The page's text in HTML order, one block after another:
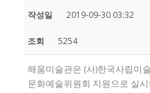
작성일 2019-09-30 03:32
조회 5254
해움미술관은 (사)한국사립미
문화예술위원회 지원으로 실